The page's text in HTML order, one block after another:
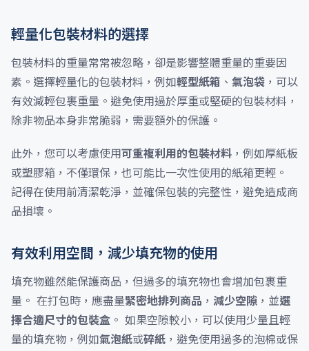
輕量化包裝材料的選擇
包裝材料的重量常常被忽略，卻是影響整體重量的重要因
素。選擇輕量化的包裝材料，例如輕型紙箱 、 氣泡袋 ，可以
有效減輕包裹重量。避免使用過於厚重或堅硬的包裝材料，
除非物品本身非常脆弱，需要額外的保護。
此外，您可以考慮使用可重複利用的包裝材料 ，例如厚紙板
或塑膠箱，不僅環保，也可能比一次性使用的紙箱更輕。
記得在使用前清潔乾淨，並確保包裝的完整性，避免造成商
品損壞。
有效利用空間，減少填充物的使用
填充物雖然能保護商品，但過多的填充物也會增加包裹重
量。 在打包時，應盡量緊密地排列商品 ， 減少空隙 ，並選
擇合適尺寸的包裝盒 。 如果空隙較小，可以使用少量且輕
量的填充物，例如氣泡紙或碎紙 ，避免使用過多的泡棉或保